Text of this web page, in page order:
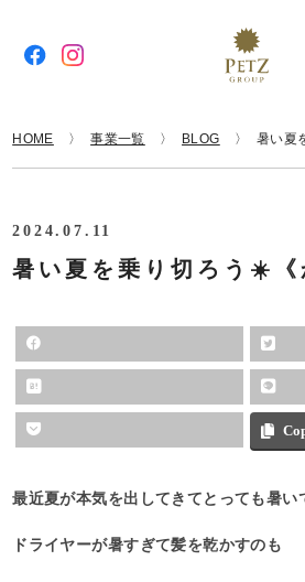
HOME 事業一覧 BLOG 暑い夏
2024.07.11
暑い夏を乗り切ろう☀️《
最近夏が本気を出してきてとっても暑い
ドライヤーが暑すぎて髪を乾かすのも